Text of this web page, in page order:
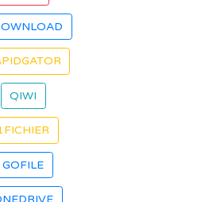
QIWI
GOFILE